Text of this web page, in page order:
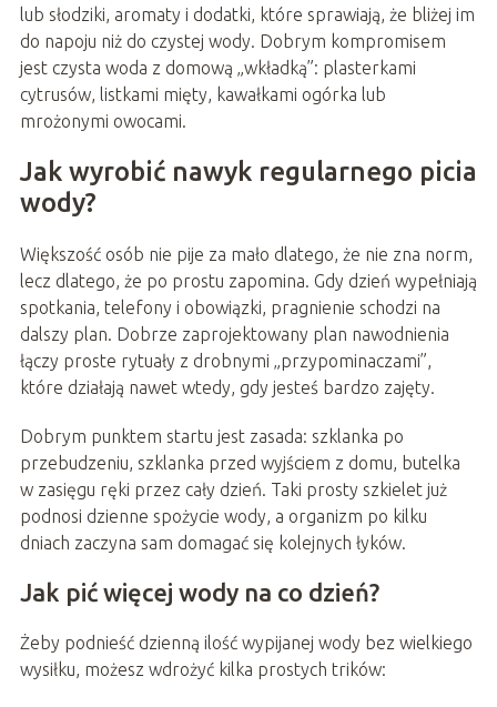
lub słodziki, aromaty i dodatki, które sprawiają, że bliżej im
do napoju niż do czystej wody. Dobrym kompromisem
jest czysta woda z domową „wkładką”: plasterkami
cytrusów, listkami mięty, kawałkami ogórka lub
mrożonymi owocami.
Jak wyrobić nawyk regularnego picia
wody?
Większość osób nie pije za mało dlatego, że nie zna norm,
lecz dlatego, że po prostu zapomina. Gdy dzień wypełniają
spotkania, telefony i obowiązki, pragnienie schodzi na
dalszy plan. Dobrze zaprojektowany plan nawodnienia
łączy proste rytuały z drobnymi „przypominaczami”,
które działają nawet wtedy, gdy jesteś bardzo zajęty.
Dobrym punktem startu jest zasada: szklanka po
przebudzeniu, szklanka przed wyjściem z domu, butelka
w zasięgu ręki przez cały dzień. Taki prosty szkielet już
podnosi dzienne spożycie wody, a organizm po kilku
dniach zaczyna sam domagać się kolejnych łyków.
Jak pić więcej wody na co dzień?
Żeby podnieść dzienną ilość wypijanej wody bez wielkiego
wysiłku, możesz wdrożyć kilka prostych trików: